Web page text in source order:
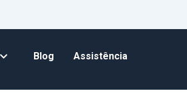
Blog Assistência